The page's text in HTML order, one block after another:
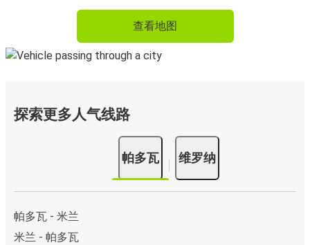
查看地图
探索更多人气线路
帕多瓦 维罗纳
帕多瓦 - 米兰
米兰 - 帕多瓦